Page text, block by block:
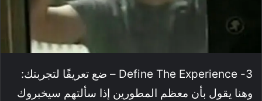
3- Define The Experience – ضع تعريفًا لتجربتك:
وهنا يقول بأن معظم المطورين إذا سألتهم سيخبروك